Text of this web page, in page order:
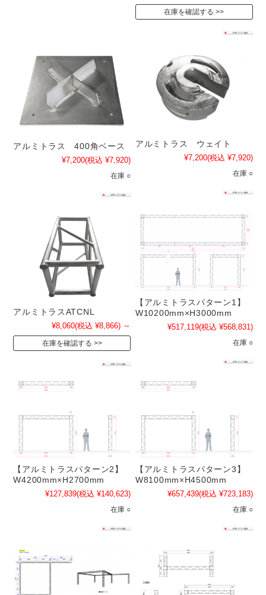
在庫を確認する
アルミトラス 400角ベース
¥7,200(税込 ¥7,920)
在庫 ○
アルミトラス ウェイト
¥7,200(税込 ¥7,920)
在庫 ○
アルミトラスATCNL
¥8,060(税込 ¥8,866) ～
在庫を確認する
【アルミトラスパターン1】
W10200mm×H3000mm
¥517,119(税込 ¥568,831)
在庫 ○
【アルミトラスパターン2】
W4200mm×H2700mm
¥127,839(税込 ¥140,623)
在庫 ○
【アルミトラスパターン3】
W8100mm×H4500mm
¥657,439(税込 ¥723,183)
在庫 ○